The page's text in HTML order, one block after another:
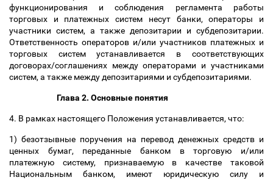
функционирования и соблюдения регламента работы
торговых и платежных систем несут банки, операторы и
участники систем, а также депозитарии и субдепозитарии.
Ответственность операторов и/или участников платежных и
торговых систем устанавливается в соответствующих
договорах/соглашениях между операторами и участниками
систем, а также между депозитариями и субдепозитариями.
Глава 2. Основные понятия
4. В рамках настоящего Положения устанавливается, что:
1) безотзывные поручения на перевод денежных средств и
ценных бумаг, переданные банком в торговую и/или
платежную систему, признаваемую в качестве таковой
Национальным банком, имеют юридическую силу и